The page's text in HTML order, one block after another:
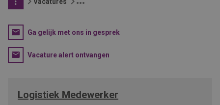
Ga gelijk met ons in gesprek
Vacature alert ontvangen
Logistiek Medewerker